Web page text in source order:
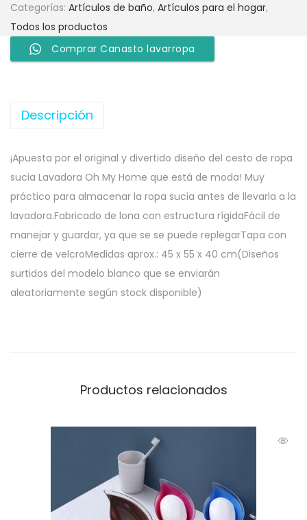
Categorías: Artículos de baño, Artículos para el hogar,
Todos los productos
Comprar Canasto lavarropa
Descripción
¡Apuesta por el original y divertido diseño del cesto de ropa
sucia Lavadora Oh My Home que está de moda! Muy
práctico para almacenar la ropa sucia antes de llevarla a la
lavadora.Fabricado de lona con estructura rígidaFácil de
manejar y guardar, ya que se se puede replegarTapa con
cierre de velcroMedidas aprox.: 45 x 55 x 40 cm(Diseños
surtidos del modelo blanco que se enviarán
aleatoriamente según stock disponible)
Productos relacionados